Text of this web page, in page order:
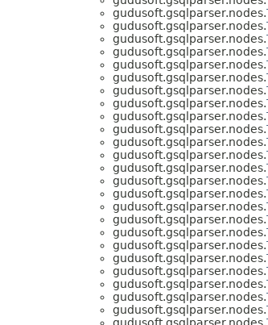
gudusoft.gsqlparser.nodes.
gudusoft.gsqlparser.nodes.
gudusoft.gsqlparser.nodes.
gudusoft.gsqlparser.nodes.
gudusoft.gsqlparser.nodes.
gudusoft.gsqlparser.nodes.
gudusoft.gsqlparser.nodes.
gudusoft.gsqlparser.nodes.
gudusoft.gsqlparser.nodes.
gudusoft.gsqlparser.nodes.
gudusoft.gsqlparser.nodes.
gudusoft.gsqlparser.nodes.
gudusoft.gsqlparser.nodes.
gudusoft.gsqlparser.nodes.
gudusoft.gsqlparser.nodes.
gudusoft.gsqlparser.nodes.
gudusoft.gsqlparser.nodes.
gudusoft.gsqlparser.nodes.
gudusoft.gsqlparser.nodes.
gudusoft.gsqlparser.nodes.
gudusoft.gsqlparser.nodes.
gudusoft.gsqlparser.nodes.
gudusoft.gsqlparser.nodes.
gudusoft.gsqlparser.nodes.